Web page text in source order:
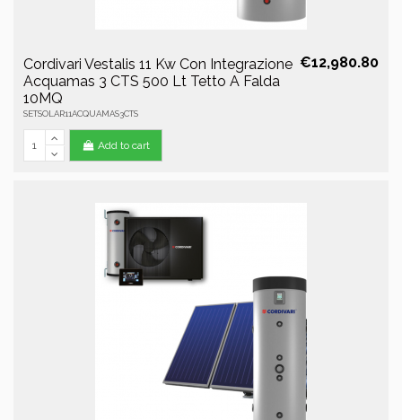
Cordivari Vestalis 11 Kw Con Integrazione
Acquamas 3 CTS 500 Lt Tetto A Falda
10MQ
SETSOLAR11ACQUAMAS3CTS
€12,980.80
Add to cart